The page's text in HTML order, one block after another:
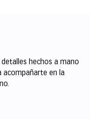
hechos a mano
acompañarte en la